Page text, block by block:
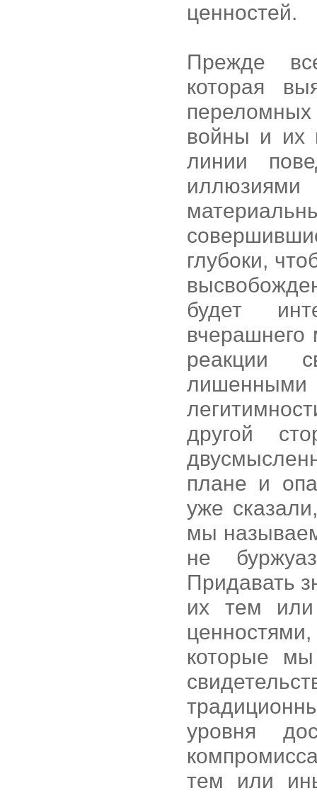
ценностей.
Прежде
которая
войны и их
линии
глубоки,
будет
вчерашнего
реакции
другой
плане и
уже
мы
не
Придавать
их тем
которые
уровня
тем или